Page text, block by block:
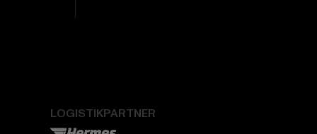
LOGISTIKPARTNER